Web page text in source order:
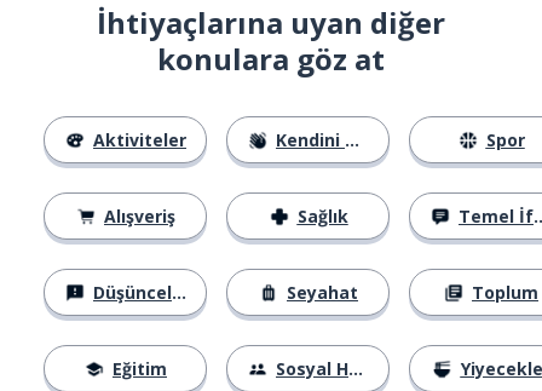
İhtiyaçlarına uyan diğer
konulara göz at
Aktiviteler
Alışveriş
Düşünceler
Eğitim
Kendini Tanıtma
Sağlık
Seyahat
Sosyal Hayat
Spor
Temel İfadeler
Toplum